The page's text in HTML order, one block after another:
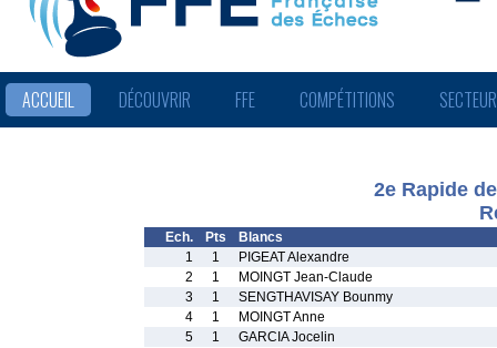
ACCUEIL DÉCOUVRIR FFE COMPÉTITIONS
2e Rapide
Ech. Pts
Blancs
1
1
PIGEAT Alexandre
2
1
MOINGT Jean-Claude
3
1
SENGTHAVISAY Bounmy
4
1
MOINGT Anne
5
1
GARCIA Jocelin